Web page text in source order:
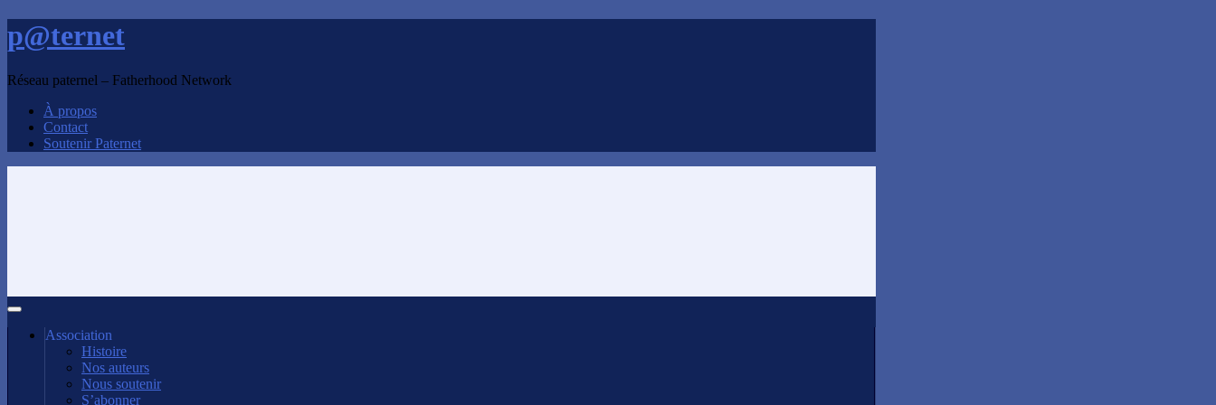
p@ternet
Réseau paternel – Fatherhood Network
À propos
Contact
Soutenir Paternet
Association
Histoire
Nos auteurs
Nous soutenir
S’abonner